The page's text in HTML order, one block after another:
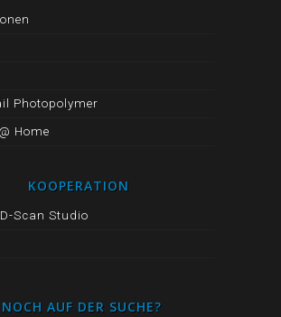
Photopolymer
Home
KOOPERATION
Scan Studio
NOCH AUF DER SUCHE?